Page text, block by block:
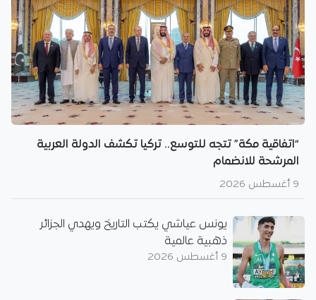
“اتفاقية مكة” تتجه للتوسع.. تركيا تكشف الدولة العربية
المرشحة للانضمام
9 أغسطس 2026
يونس عياشي يكتب التاريخ ويهدي الجزائر
ذهبية عالمية
9 أغسطس 2026